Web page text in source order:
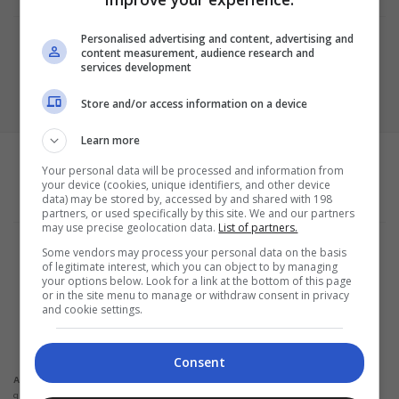
Política de Privacidade
Configurações de privacidade e cookies
Sobre a empresa
ALPHAZEN TECHNOLOGIES LIMITED
Email: networknewsinc@gmail.com
Atenção:
Não solicitamos em nenhuma situação quantias em dinheiro para liberação de
qualquer tipo de produto financeiro, seja cartão de crédito, financiamento ou empréstimo.
Personalised advertising and content, advertising and
content measurement, audience research and
services development
Store and/or access information on a device
Learn more
Your personal data will be processed and information from
your device (cookies, unique identifiers, and other device
data) may be stored by, accessed by and shared with 198
partners, or used specifically by this site. We and our partners
may use precise geolocation data. List of partners.
Some vendors may process your personal data on the basis
of legitimate interest, which you can object to by managing
your options below. Look for a link at the bottom of this page
or in the site menu to manage or withdraw consent in privacy
and cookie settings.
Consent